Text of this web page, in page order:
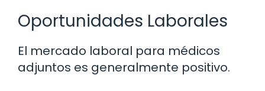
Oportunidades Laborales
El mercado laboral para médicos
adjuntos es generalmente positivo.